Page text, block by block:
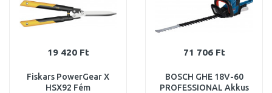
19 420 Ft
Fiskars PowerGear X
HSX92 Fém
71 706 Ft
BOSCH GHE 18V-60
PROFESSIONAL Akkus